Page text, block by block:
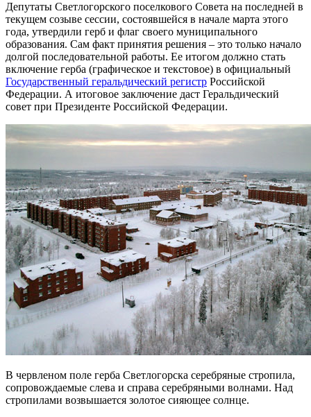
Депутаты Светлогорского поселкового Совета на последней в
текущем созыве сессии, состоявшейся в начале марта этого
года, утвердили герб и флаг своего муниципального
образования. Сам факт принятия решения – это только начало
долгой последовательной работы. Ее итогом должно стать
включение герба (графическое и текстовое) в официальный
Государственный геральдический регистр Российской
Федерации. А итоговое заключение даст Геральдический
совет при Президенте Российской Федерации.
В червленом поле герба Светлогорска серебряные стропила,
сопровождаемые слева и справа серебряными волнами. Над
стропилами возвышается золотое сияющее солнце.